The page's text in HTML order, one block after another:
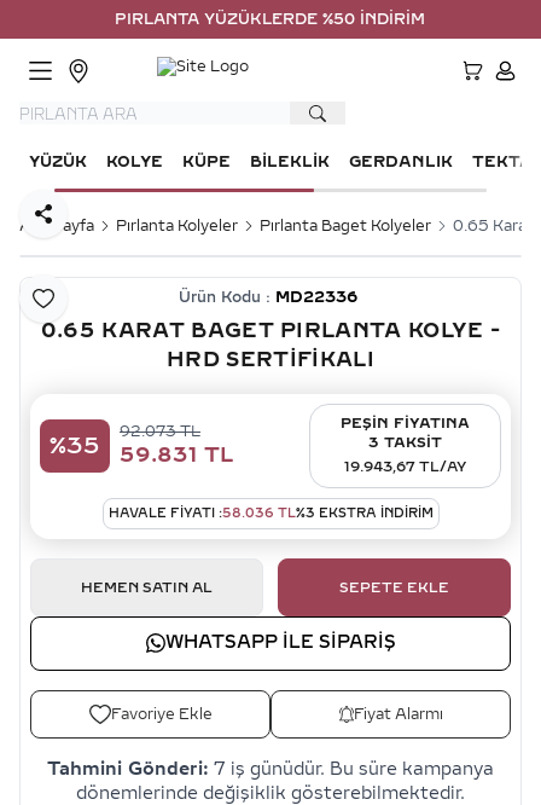
PIRLANTA YÜZÜKLERDE %50 İNDİRİM
YÜZÜK KOLYE KÜPE BILEKLIK GERDANLIK TEKTAŞ
Ana Sayfa Pırlanta Kolyeler Pırlanta Baget Kolyeler 0.65 Karat
Favoriye Ekle
Paylaş
Ürün Kodu : MD22336
0.65 KARAT BAGET PIRLANTA KOLYE -
HRD SERTIFIKALI
%35
92.073TL
59.831 TL
PEŞİN FİYATINA
3 TAKSİT
19.943,67 TL/AY
HAVALE FIYATI :58.036 TL%3 EKSTRA İNDİRİM
HEMEN SATIN AL SEPETE EKLE
WHATSAPP ILE SIPARIŞ
Favoriye Ekle Fiyat Alarmı
Tahmini Gönderi: 7 iş günüdür. Bu süre kampanya
dönemlerinde değişiklik gösterebilmektedir.